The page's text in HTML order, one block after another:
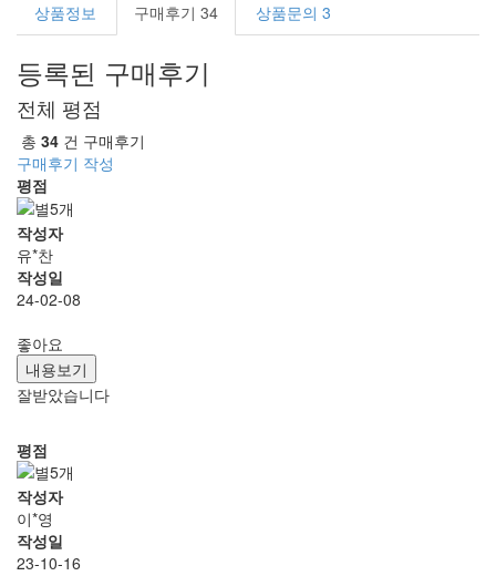
상품정보 구매후기 34 상품문의 3
등록된 구매후기
전체 평점
총 34 건 구매후기
구매후기 작성
평점
작성자
유*찬
작성일
24-02-08
좋아요
내용보기
잘받았습니다
평점
작성자
이*영
작성일
23-10-16